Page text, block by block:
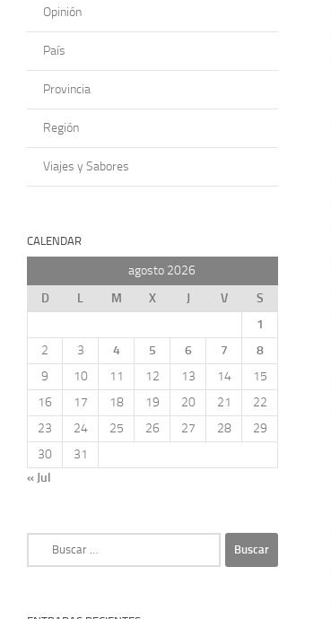
Opinión
País
Provincia
Región
Viajes y Sabores
CALENDAR
agosto 2026
D
L M X J V
S
1
2
3 4 5 6 7
8
9
10 11 12 13 14
15
16
17 18 19 20 21
22
23
24 25 26 27 28
29
30
31
« Jul